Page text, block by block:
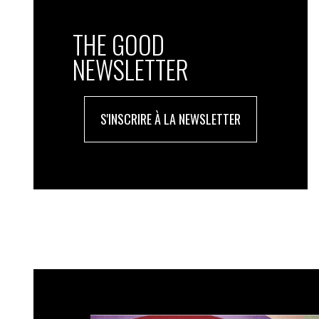
un format standard, les rapports extra-
entreprises de leur territoire. Au total,
le monde et de tous les secteurs.
THE GOOD
NEWSLETTER
S'INSCRIRE À LA NEWSLETTER